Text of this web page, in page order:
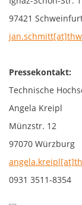
97421
Pressekontakt:
Technische
Angela Kreipl
Münzstr. 12
97070 Würzburg
0931 3511-8354